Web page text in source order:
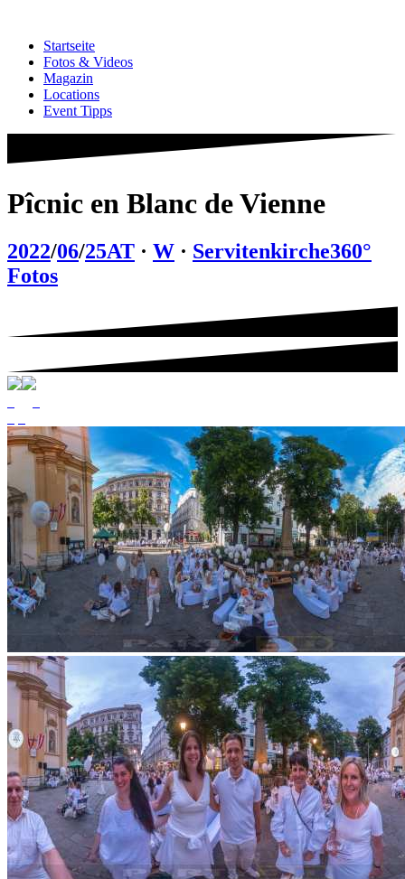
springenStartseite
Fotos & Videos
Magazin
Locations
Event Tipps
Pîcnic en Blanc de Vienne
2022/06/25AT · W · Servitenkirche360°
Fotos